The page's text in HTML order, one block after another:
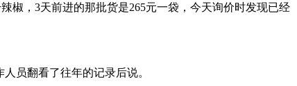
椒，3天前进的那批货是265元一袋，今天询价时发现已经
员翻看了往年的记录后说。